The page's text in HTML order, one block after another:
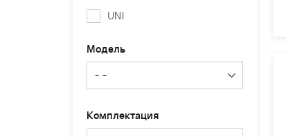
UNI
Модель
Комплектация